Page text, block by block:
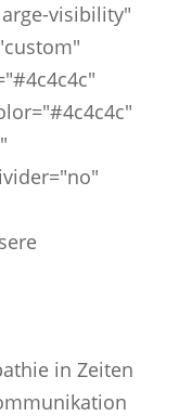
visibility"
in Zeiten